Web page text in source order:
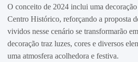
O conceito de 2024 inclui uma
Centro Histórico, reforçando a proposta
vividos nesse cenário se transformarão
decoração traz luzes, cores e diversos
uma atmosfera acolhedora e festiva.